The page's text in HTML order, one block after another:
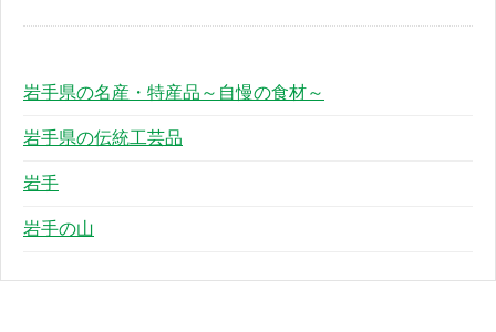
岩手県の名産・特産品～自慢の食材～
岩手県の伝統工芸品
岩手
岩手の山